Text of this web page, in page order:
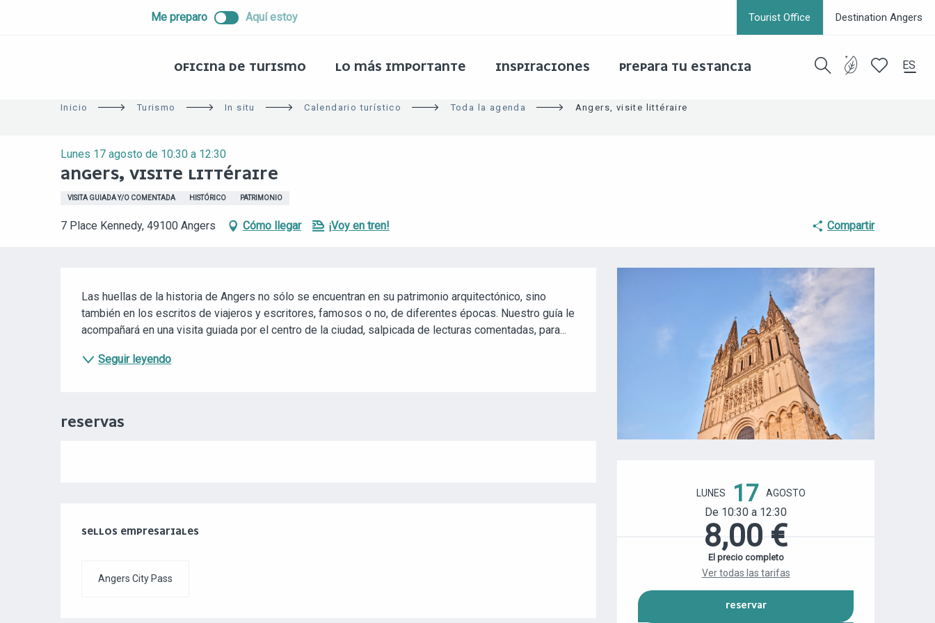
ES
Me preparo Aquí estoy Tourist Office Destination Angers
OFICINA DE TURISMO LO MÁS IMPORTANTE INSPIRACIONES PREPARA TU ESTANCIA
Inicio Turismo In situ Calendario turístico Toda la agenda Angers, visite littéraire
Lunes 17 agosto de 10:30 a 12:30
ANGERS, VISITE LITTÉRAIRE
VISITA GUIADA Y/O COMENTADA HISTÓRICO PATRIMONIO
7 Place Kennedy, 49100 Angers Cómo llegar ¡Voy en tren! Compartir
LUNES 17 AGOSTO
De 10:30 a 12:30
8,00 €
El precio completo
Ver todas las tarifas
RESERVAR
Las huellas de la historia de Angers no sólo se encuentran en su patrimonio arquitectónico, sino
también en los escritos de viajeros y escritores, famosos o no, de diferentes épocas. Nuestro guía le
acompañará en una visita guiada por el centro de la ciudad, salpicada de lecturas comentadas, para...
Seguir leyendo
RESERVAS
SELLOS EMPRESARIALES
SELLOS EMPRESARIALES
Angers City Pass